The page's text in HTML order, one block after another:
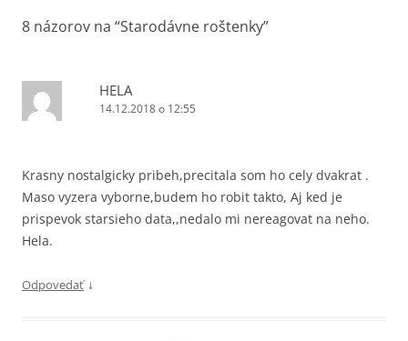
8 názorov na “Starodávne roštenky”
HELA
14.12.2018 o 12:55
Krasny nostalgicky pribeh,precitala som ho cely dvakrat .
Maso vyzera vyborne,budem ho robit takto, Aj ked je
prispevok starsieho data,,nedalo mi nereagovat na neho.
Hela.
Odpovedať ↓